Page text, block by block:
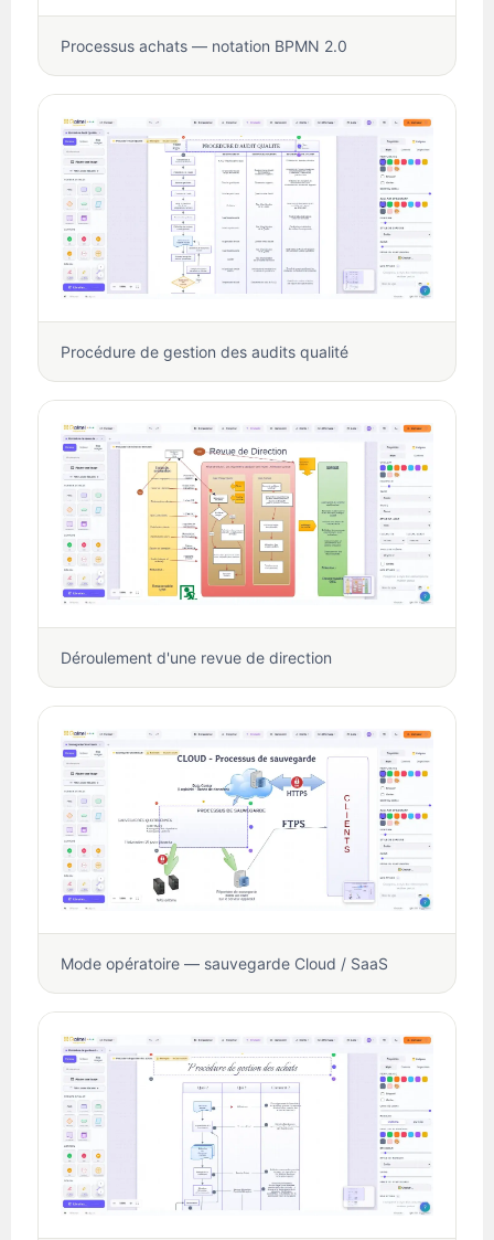
Processus achats — notation BPMN 2.0
Procédure de gestion des audits qualité
Déroulement d'une revue de direction
Mode opératoire — sauvegarde Cloud / SaaS